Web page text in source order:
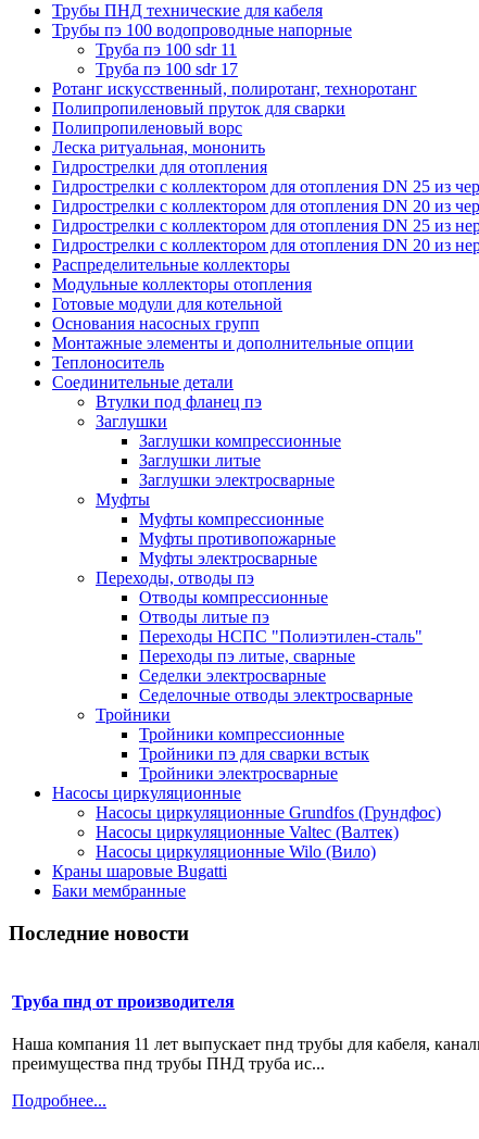
Трубы ПНД технические для кабеля
Трубы пэ 100 водопроводные напорные
Труба пэ 100 sdr 11
Труба пэ 100 sdr 17
Ротанг искусственный, полиротанг, техноротанг
Полипропиленовый пруток для сварки
Полипропиленовый ворс
Леска ритуальная, мононить
Гидрострелки для отопления
Гидрострелки с коллектором для отопления DN 25 из
Гидрострелки с коллектором для отопления DN 20 из
Гидрострелки с коллектором для отопления DN 25 из
Гидрострелки с коллектором для отопления DN 20 из
Распределительные коллекторы
Модульные коллекторы отопления
Готовые модули для котельной
Основания насосных групп
Монтажные элементы и дополнительные опции
Теплоноситель
Соединительные детали
Втулки под фланец пэ
Заглушки
Заглушки компрессионные
Заглушки литые
Заглушки электросварные
Муфты
Муфты компрессионные
Муфты противопожарные
Муфты электросварные
Переходы, отводы пэ
Отводы компрессионные
Отводы литые пэ
Переходы НСПС "Полиэтилен-сталь"
Переходы пэ литые, сварные
Седелки электросварные
Седелочные отводы электросварные
Тройники
Тройники компрессионные
Тройники пэ для сварки встык
Тройники электросварные
Насосы циркуляционные
Насосы циркуляционные Grundfos (Грундфос)
Насосы циркуляционные Valtec (Валтек)
Насосы циркуляционные Wilo (Вило)
Краны шаровые Bugatti
Баки мембранные
Последние новости
Труба пнд от производителя
Наша компания 11 лет выпускает пнд трубы для кабеля,
преимущества пнд трубы ПНД труба ис...
Подробнее...